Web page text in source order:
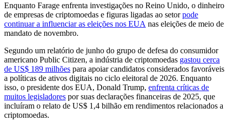
Enquanto Farage enfrenta investigações no Reino Unido, o dinheiro
de empresas de criptomoedas e figuras ligadas ao setorpode
continuar a influenciar as eleições nos EUA nas eleições de meio de
mandato de novembro.
Segundo um relatório de junho do grupo de defesa do consumidor
americano Public Citizen, a indústria de criptomoedas gastou cerca
de US$ 189 milhões para apoiar candidatos considerados favoráveis
​​a políticas de ativos digitais no ciclo eleitoral de 2026. Enquanto
isso, o presidente dos EUA, Donald Trump, enfrenta críticas de
muitos legisladores por suas declarações financeiras de 2025, que
incluíram o relato de US$ 1,4 bilhão em rendimentos relacionados a
criptomoedas.